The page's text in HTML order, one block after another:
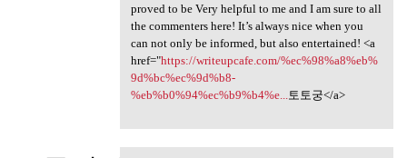
proved to be Very helpful to me and I am sure to all
the commenters here! It’s always nice when you
can not only be informed, but also entertained! <a
href="https://writeupcafe.com/%ec%98%a8%eb%
9d%bc%ec%9d%b8-
%eb%b0%94%ec%b9%b4%e...토토궁</a>